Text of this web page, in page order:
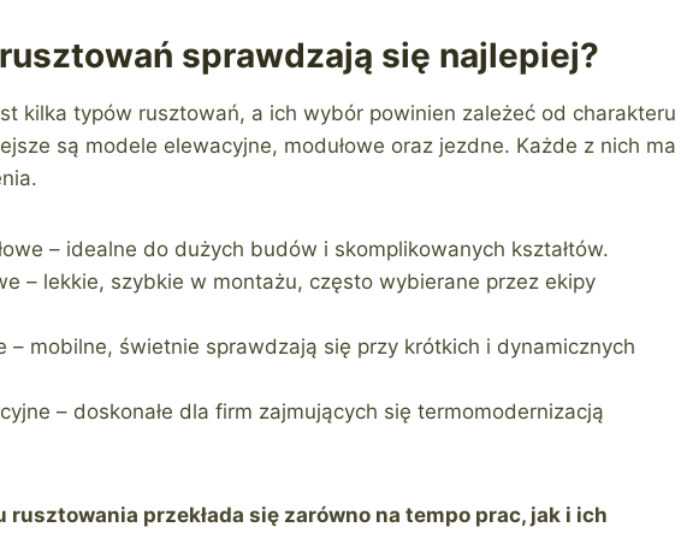
sprawdzają się najlepiej?
kilka typów rusztowań, a ich wybór powinien zależeć od charakteru
są modele elewacyjne, modułowe oraz jezdne. Każde z nich ma
– idealne do dużych budów i skomplikowanych kształtów.
– lekkie, szybkie w montażu, często wybierane przez ekipy
– mobilne, świetnie sprawdzają się przy krótkich i dynamicznych
– doskonałe dla firm zajmujących się termomodernizacją
rusztowania przekłada się zarówno na tempo prac, jak i ich